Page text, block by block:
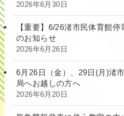
2026年6月30日
【重要】6/26渚市民体育館
のお知らせ
2026年6月26日
6月26日（金）、29日(月)渚
局へお越しの方へ
2026年6月20日